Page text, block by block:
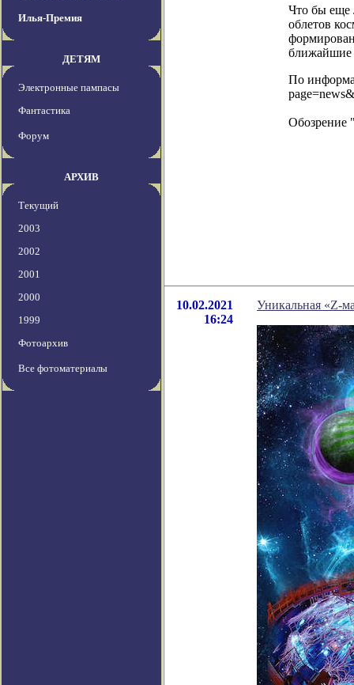
Илья-Премия
ДЕТЯМ
Электронные пампасы
Фантастика
Форум
АРХИВ
Текущий
2003
2002
2001
2000
1999
Фотоархив
Все фотоматериалы
Что бы еще
облетов
ближайшие
По
Обозрение
10.02.2021
16:24
Уникальная «Z-